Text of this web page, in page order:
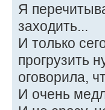
Я
заходить...
И только
прогрузить
оговорила,
И очень